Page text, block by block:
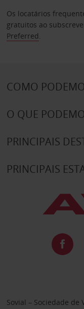
Os locatários
gratuitos ao
Preferred.
COMO
O QUE
PRINCIPAIS
PRINCIPAIS
Sovial – Sociedade de